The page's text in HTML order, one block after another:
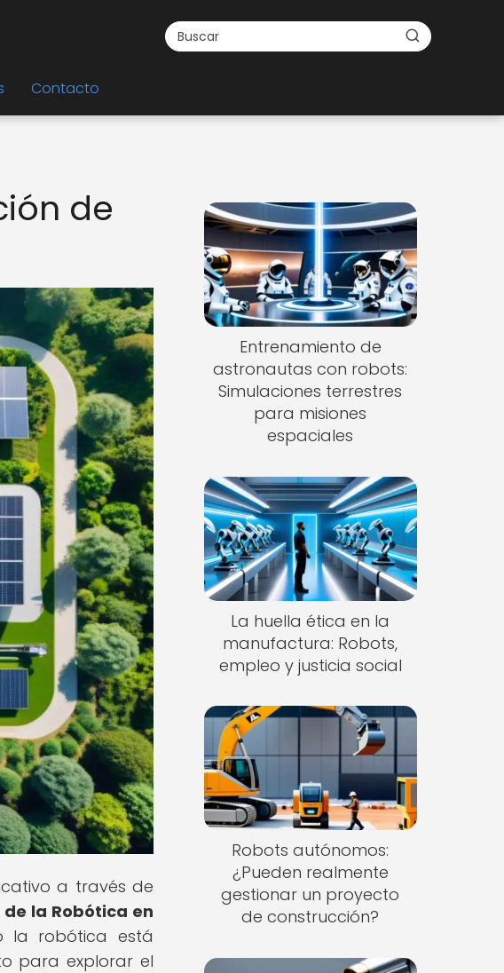
Contacto
de
a través de
de la Robótica en
la robótica está
para explorar el
Entrenamiento de
astronautas con robots:
Simulaciones terrestres
para misiones
espaciales
La huella ética en la
manufactura: Robots,
empleo y justicia social
Robots autónomos:
¿Pueden realmente
gestionar un proyecto
de construcción?